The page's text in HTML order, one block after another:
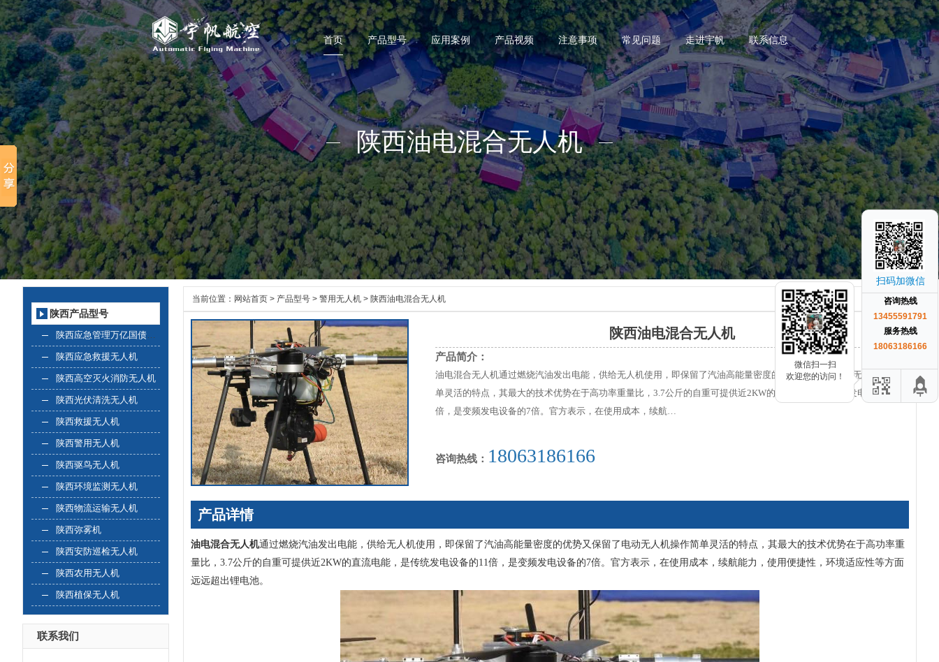
首页 产品型号 应用案例 产品视频 注意事项 常见问题 走进宇帆 联系信息
陕西油电混合无人机
陕西产品型号
陕西应急管理万亿国债无人机
陕西应急救援无人机
陕西高空灭火消防无人机
陕西光伏清洗无人机
陕西救援无人机
陕西警用无人机
陕西驱鸟无人机
陕西环境监测无人机
陕西物流运输无人机
陕西弥雾机
陕西安防巡检无人机
陕西农用无人机
陕西植保无人机
联系我们
当前位置： 网站首页 > 产品型号 > 警用无人机 > 陕西油电混合无人机
陕西油电混合无人机
产品简介：
油电混合无人机通过燃烧汽油发出电能，供给无人机使用，即保留了汽油高能量密度的优势又保留了电动无人机操作简
单灵活的特点，其最大的技术优势在于高功率重量比，3.7公斤的自重可提供近2KW的直流电能，是传统发电设备的11
倍，是变频发电设备的7倍。官方表示，在使用成本，续航…
咨询热线： 18063186166
产品详情
油电混合无人机通过燃烧汽油发出电能，供给无人机使用，即保留了汽油高能量密度的优势又保留了电动无人机操作简单灵活的特点，其最大的技术优势在于高功率重
量比，3.7公斤的自重可提供近2KW的直流电能，是传统发电设备的11倍，是变频发电设备的7倍。官方表示，在使用成本，续航能力，使用便捷性，环境适应性等方面
远远超出锂电池。
扫码加微信
咨询热线
13455591791
服务热线
18063186166
微信扫一扫
欢迎您的访问！